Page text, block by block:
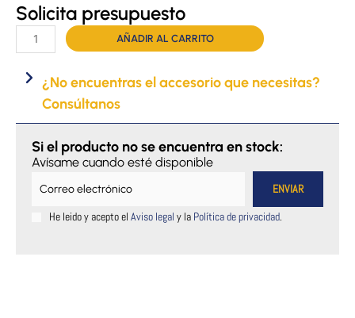
Solicita presupuesto
Andador
Gaya
cantidad
AÑADIR AL CARRITO
¿No encuentras el accesorio que necesitas?
Consúltanos
Si el producto no se encuentra en stock:
Avísame cuando esté disponible
He leido y acepto el Aviso legal y la Política de privacidad.